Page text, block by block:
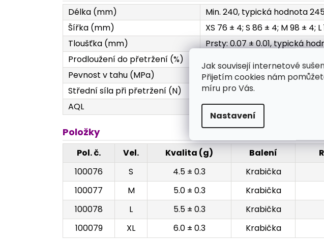
Jak souvisejí internetové
Přijetím cookies nám
míru pro Vás.
Nastavení
Délka (mm)
Min. 240, typická hodnota
Šířka (mm)
XS 76 ± 4; S 86 ± 4; M 98 ± 4; L
Tloušťka (mm)
Prsty: 0.07 ± 0.01, typická
Prodloužení do přetržení (%)
Min. 300, typická hodnota 327
Pevnost v tahu (MPa)
Min. 11, typická hodnota 11.4
Střední síla při přetržení (N)
Min. 3.6, typická hodnota 3.7
AQL
1.5
Položky
Pol. č. Vel. Kvalita (g) Balení
100076
S 4.5 ± 0.3 Krabička
100077
M 5.0 ± 0.3 Krabička
100078
L 5.5 ± 0.3 Krabička
100079
XL 6.0 ± 0.3 Krabička